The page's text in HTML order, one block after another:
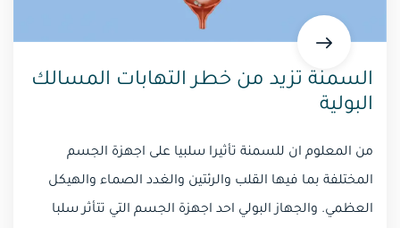
السمنة تزيد من خطر التهابات المسالك
البولية
من المعلوم ان للسمنة تأثيرا سلبيا على اجهزة الجسم
المختلفة بما فيها القلب والرئتين والغدد الصماء والهيكل
العظمي. والجهاز البولي احد اجهزة الجسم التي تتأثر سلبا